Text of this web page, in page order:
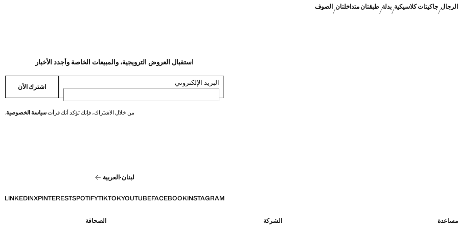
الرجال جاكيتات كلاسيكية بدلة طبقتان متداخلتان الصوف
استقبال العروض الترويجية، والمبيعات الخاصة وأجدد الأخبار
البريد الإلكتروني اشترك الأن
من خلال الاشتراك، فإنك تؤكد أنك قرأتسياسة الخصوصية.
لبنان·العربية
INSTAGRAM
FACEBOOK
YOUTUBE
TIKTOK
SPOTIFY
PINTEREST
X
LINKEDIN
مساعدة الشركة الصحافة